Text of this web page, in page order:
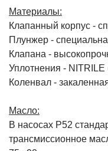
Материалы:
Клапанный корпус -
Плунжер -
Клапана -
Уплотнения -
Коленвал -
Масло:
В насосах P52
трансмиссионное